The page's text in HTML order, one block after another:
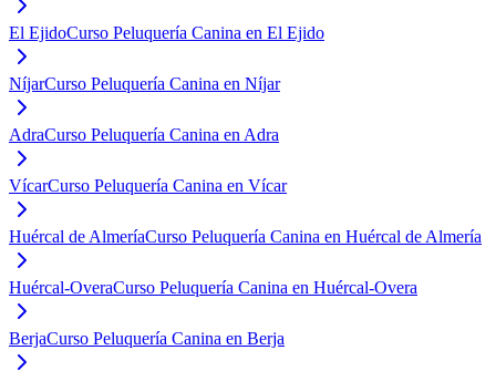
El EjidoCurso Peluquería Canina en El Ejido
NíjarCurso Peluquería Canina en Níjar
AdraCurso Peluquería Canina en Adra
VícarCurso Peluquería Canina en Vícar
Huércal de AlmeríaCurso Peluquería Canina en Huércal de Almería
Huércal-OveraCurso Peluquería Canina en Huércal-Overa
BerjaCurso Peluquería Canina en Berja